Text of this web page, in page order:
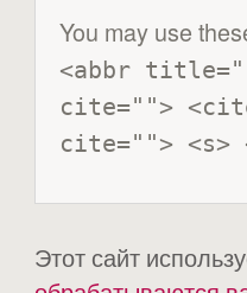
You may use
<abbr
cite="">
cite=""> <s>
Этот сайт